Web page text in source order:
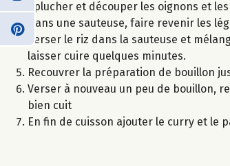
Éplucher et découper les oignons et
Dans une sauteuse, faire revenir les
Verser le riz dans la sauteuse et
laisser cuire quelques minutes.
Recouvrer la préparation de bouillon
Verser à nouveau un peu de bouillon,
bien cuit
En fin de cuisson ajouter le curry et le